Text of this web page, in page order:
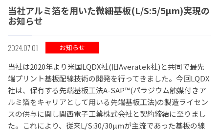
当社アルミ箔を用いた微細基板(L/S:5/5µm)実現の
お知らせ
2024.07.01 お知らせ
当社は2020年より米国LQDX社(旧Averatek社)と共同で最先
端プリント基板配線技術の開発を行ってきました。今回LQDX
社は、保有する先端基板工法A-SAP™(パラジウム触媒付きア
ルミ箔をキャリアとして用いる先端基板工法)の製造ライセン
スの供与に関し関西電子工業株式会社と契約締結に至りまし
た。これにより、従来L/S:30/30µmが主流であった基板の線